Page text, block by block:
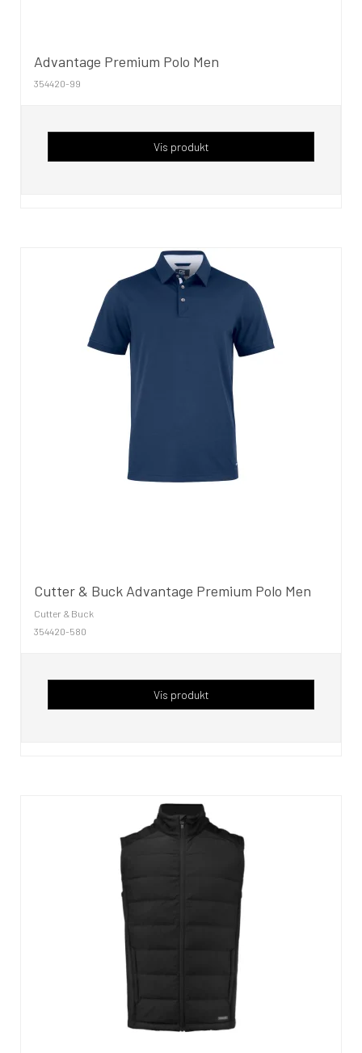
Advantage Premium Polo Men
354420-99
Vis produkt
Cutter & Buck Advantage Premium Polo Men
Cutter & Buck
354420-580
Vis produkt